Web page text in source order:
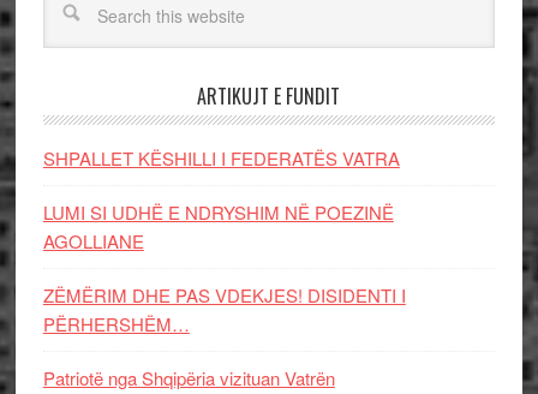
ARTIKUJT E FUNDIT
SHPALLET KËSHILLI I FEDERATËS VATRA
LUMI SI UDHË E NDRYSHIM NË POEZINË
AGOLLIANE
ZËMËRIM DHE PAS VDEKJES! DISIDENTI I
PËRHERSHËM…
Patriotë nga Shqipëria vizituan Vatrën